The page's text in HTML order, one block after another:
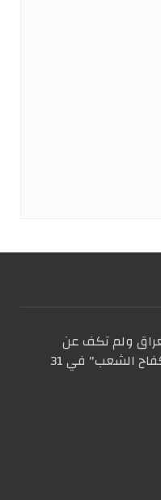
ولم تكف عن
الصدور. عددها الأول صدر باسم "كفاح الشعب" في 31